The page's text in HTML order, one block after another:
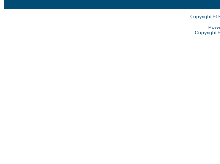
Copyright ©
Copyright